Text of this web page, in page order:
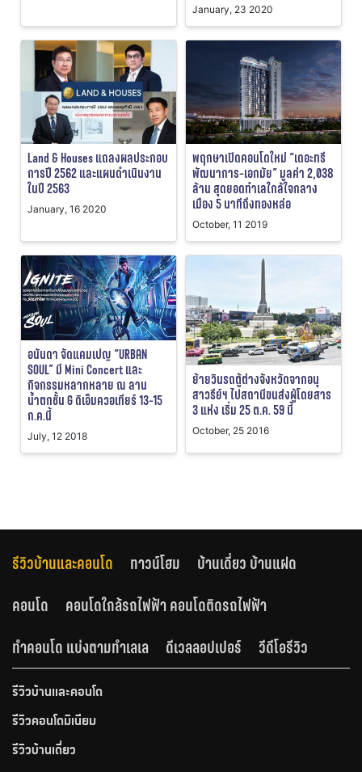
January, 23 2020
Land & Houses แถลงผลประกอบ
การปี 2562 และแผนดำเนินงาน
ในปี 2563
January, 16 2020
พฤกษาเปิดคอนโดใหม่ “เดอะทรี
พัฒนาการ-เอกมัย” มูลค่า 2,038
ล้าน สุดยอดทำเลใกล้ใจกลาง
เมือง 5 นาทีถึงทองหล่อ
October, 11 2019
อนันดา จัดแคมเปญ “URBAN
SOUL” มี Mini Concert และ
กิจกรรมหลากหลาย ณ ลาน
น้ำตกชั้น G ดิเอ็มควอเทียร์ 13-15
ก.ค.นี้
July, 12 2018
ย้ายวินรถตู้ต่างจังหวัดจากอนุ
สาวรีย์ฯ ไปสถานีขนส่งผู้โดยสาร
3 แห่ง เริ่ม 25 ต.ค. 59 นี้
October, 25 2016
รีวิวบ้านและคอนโด ทาวน์โฮม
บ้านเดี่ยว บ้านแฝด
คอนโด
คอนโดใกล้รถไฟฟ้า คอนโดติดรถไฟฟ้า
ทำคอนโด แบ่งตามทำเลเล
ดีเวลลอปเปอร์ วีดีโอรีวิว
รีวิวบ้านและคอนโด
รีวิวคอนโดมิเนียม
รีวิวบ้านเดี่ยว